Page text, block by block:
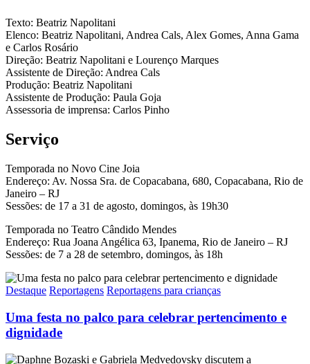
Texto: Beatriz Napolitani
Elenco: Beatriz Napolitani, Andrea Cals, Alex Gomes, Anna Gama
e Carlos Rosário
Direção: Beatriz Napolitani e Lourenço Marques
Assistente de Direção: Andrea Cals
Produção: Beatriz Napolitani
Assistente de Produção: Paula Goja
Assessoria de imprensa: Carlos Pinho
Serviço
Temporada no Novo Cine Joia
Endereço: Av. Nossa Sra. de Copacabana, 680, Copacabana, Rio de
Janeiro – RJ
Sessões: de 17 a 31 de agosto, domingos, às 19h30
Temporada no Teatro Cândido Mendes
Endereço: Rua Joana Angélica 63, Ipanema, Rio de Janeiro – RJ
Sessões: de 7 a 28 de setembro, domingos, às 18h
Destaque Reportagens Reportagens para crianças
Uma festa no palco para celebrar pertencimento e
dignidade